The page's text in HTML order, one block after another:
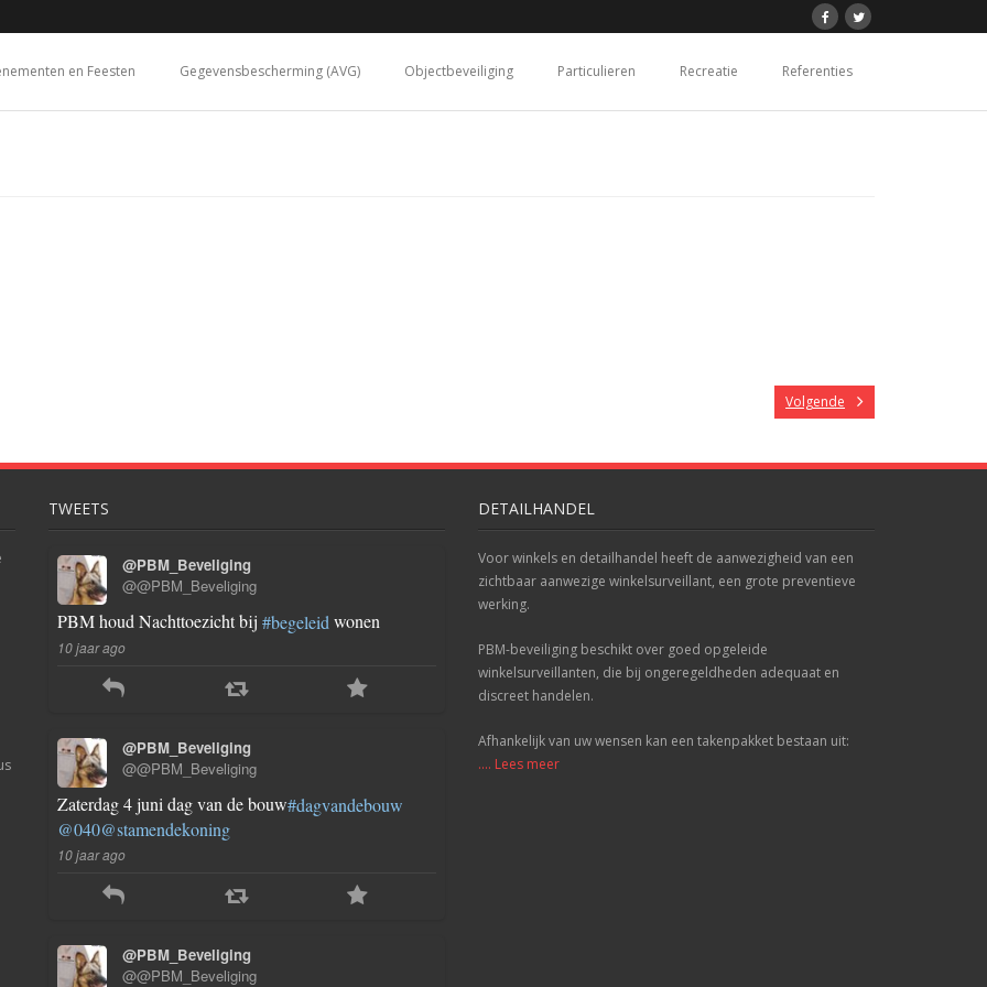
en Feesten Gegevensbescherming (AVG) Objectbeveiliging Particulieren Recreatie Referenties
Volgende
TWEETS
@PBM_Beveliging
@@PBM_Beveliging
PBM houd Nachttoezicht bij #begeleid wonen
10 jaar ago
@PBM_Beveliging
@@PBM_Beveliging
Zaterdag 4 juni dag van de bouw#dagvandebouw
@040@stamendekoning
10 jaar ago
@PBM_Beveliging
@@PBM_Beveliging
DETAILHANDEL
Voor winkels en detailhandel heeft de aanwezigheid van een
zichtbaar aanwezige winkelsurveillant, een grote preventieve
werking.
PBM-beveiliging beschikt over goed opgeleide
winkelsurveillanten, die bij ongeregeldheden adequaat en
discreet handelen.
Afhankelijk van uw wensen kan een takenpakket bestaan uit:
.... Lees meer